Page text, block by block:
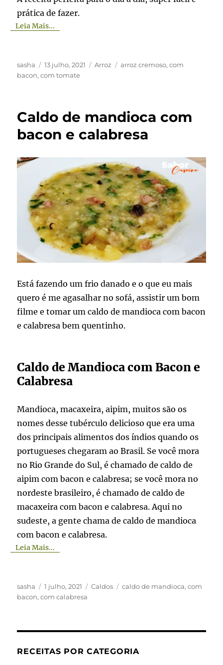
prática de fazer.
Leia Mais...
Autor
sasha
Publicado
em
13 julho, 2021 Categorias
Arroz Tags
arroz cremoso,com
bacon,com tomate
Caldo de mandioca com
bacon e calabresa
Está fazendo um frio danado e o que eu mais
quero é me agasalhar no sofá, assistir um bom
filme e tomar um caldo de mandioca com bacon
e calabresa bem quentinho.
Caldo de Mandioca com Bacon e
Calabresa
Mandioca, macaxeira, aipim, muitos são os
nomes desse tubérculo delicioso que era uma
dos principais alimentos dos índios quando os
portugueses chegaram ao Brasil. Se você mora
no Rio Grande do Sul, é chamado de caldo de
aipim com bacon e calabresa; se você mora no
nordeste brasileiro, é chamado de caldo de
macaxeira com bacon e calabresa. Aqui no
sudeste, a gente chama de caldo de mandioca
com bacon e calabresa.
Leia Mais...
Autor
sasha
Publicado
em
1 julho, 2021 Categorias
Caldos Tags
caldo de mandioca,com
bacon,com calabresa
RECEITAS POR CATEGORIA